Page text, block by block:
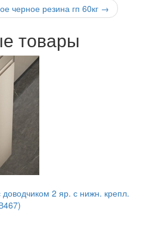
черное резина гп 60кг→
товары
2 яр. с нижн. крепл.